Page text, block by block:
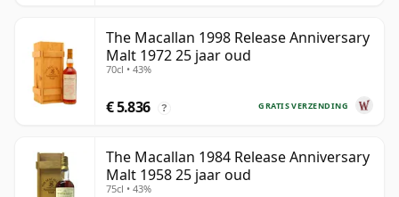
The Macallan 1998 Release Anniversary
Malt 1972 25 jaar oud
70cl • 43%
GRATIS VERZENDING
€ 5.836 ?
The Macallan 1984 Release Anniversary
Malt 1958 25 jaar oud
75cl • 43%